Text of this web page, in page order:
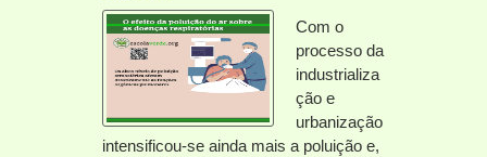
Com o
processo da
industrializa
ção e
urbanização
intensificou-se ainda mais a poluição e,